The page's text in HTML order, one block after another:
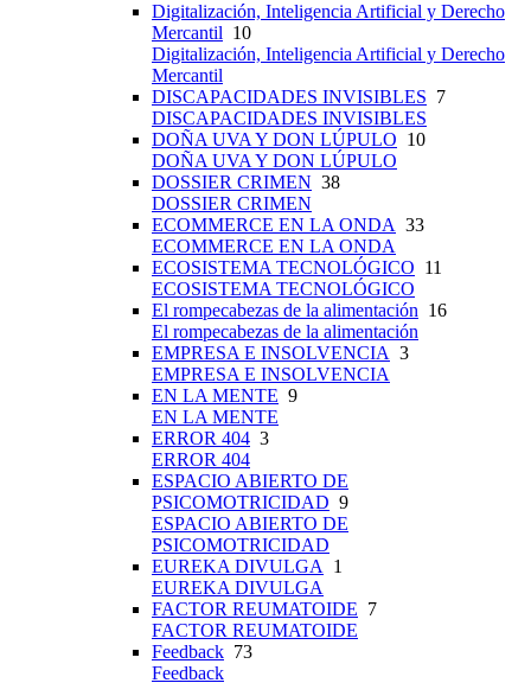
Digitalización, Inteligencia Artificial y Derecho
Mercantil 10
Digitalización, Inteligencia Artificial y Derecho
Mercantil
DISCAPACIDADES INVISIBLES 7
DISCAPACIDADES INVISIBLES
DOÑA UVA Y DON LÚPULO 10
DOÑA UVA Y DON LÚPULO
DOSSIER CRIMEN 38
DOSSIER CRIMEN
ECOMMERCE EN LA ONDA 33
ECOMMERCE EN LA ONDA
ECOSISTEMA TECNOLÓGICO 11
ECOSISTEMA TECNOLÓGICO
El rompecabezas de la alimentación 16
El rompecabezas de la alimentación
EMPRESA E INSOLVENCIA 3
EMPRESA E INSOLVENCIA
EN LA MENTE 9
EN LA MENTE
ERROR 404 3
ERROR 404
ESPACIO ABIERTO DE
PSICOMOTRICIDAD 9
ESPACIO ABIERTO DE
PSICOMOTRICIDAD
EUREKA DIVULGA
1
EUREKA DIVULGA
FACTOR REUMATOIDE 7
FACTOR REUMATOIDE
Feedback 73
Feedback